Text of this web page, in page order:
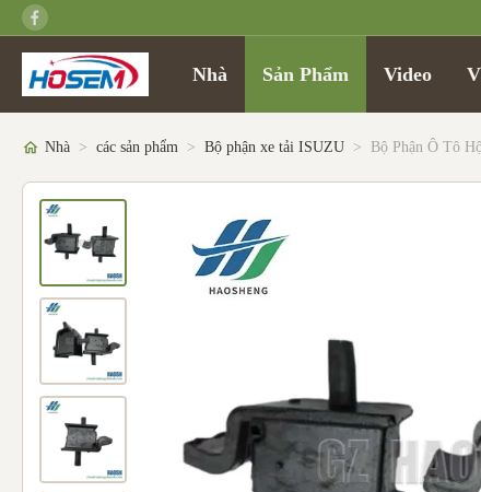
Nhà Sản Phẩm Video
Nhà > các sản phẩm > Bộ phận xe tải ISUZU > Bộ Phận Ô Tô